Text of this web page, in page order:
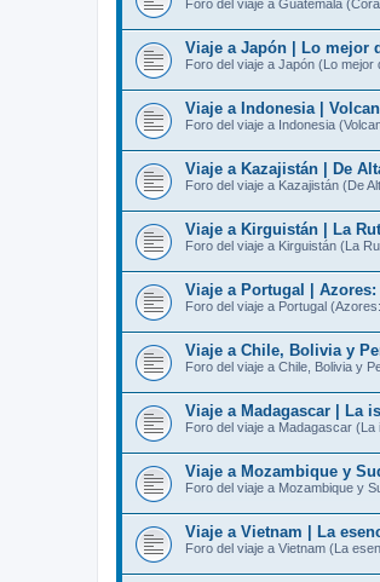
Foro del viaje a Guatemala
Viaje a Japón | Lo mejor
Foro del viaje a Japón (Lo
Viaje a Indonesia |
Foro del viaje a Indonesia
Viaje a Kazajistán | De
Foro del viaje a Kazajistán (De
Viaje a Kirguistán | La
Foro del viaje a Kirguistán (La
Viaje a Portugal |
Foro del viaje a Portugal
Viaje a Chile, Bolivia y
Foro del viaje a Chile, Bolivia y
Viaje a Madagascar | La
Foro del viaje a Madagascar
Viaje a Mozambique y
Foro del viaje a Mozambique y
Viaje a Vietnam | La
Foro del viaje a Vietnam (La